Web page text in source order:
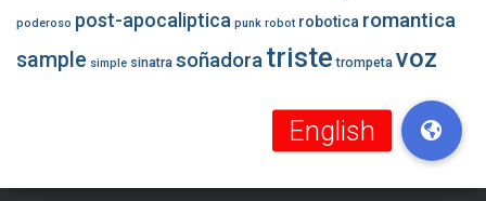
poderoso post-apocaliptica punk robot robotica romantica
sample simple sinatra soñadoratriste trompeta voz